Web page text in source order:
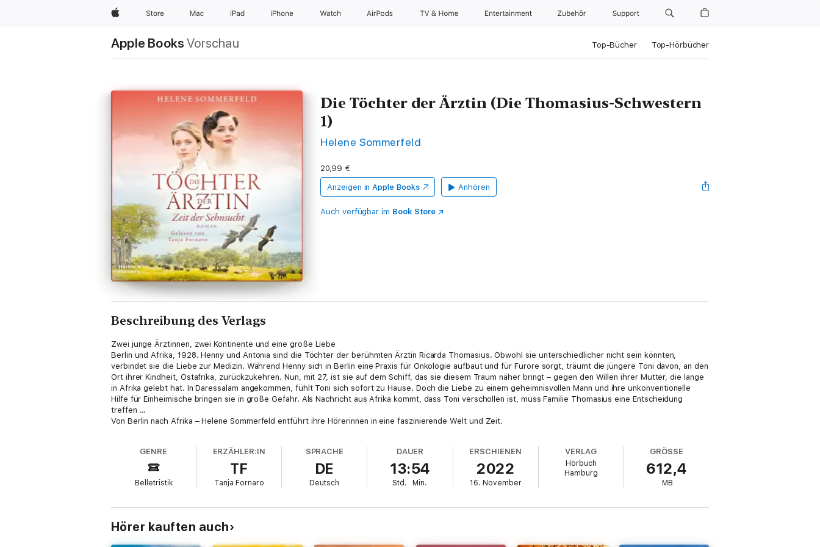
Apple Store Mac iPad iPhone Watch AirPods TV & Home Entertainment Zubehör Support
Apple Books Vorschau Top-Bücher Top-Hörbücher
Die Töchter der Ärztin (Die Thomasius-Schwestern
1)
Helene Sommerfeld
20,99 €
Anzeigen in Apple Books Anhören
Auch verfügbar im Book Store
Beschreibung des Verlags
Zwei junge Ärztinnen, zwei Kontinente und eine große Liebe
Berlin und Afrika, 1928. Henny und Antonia sind die Töchter der berühmten Ärztin Ricarda Thomasius. Obwohl sie unterschiedlicher nicht sein könnten,
verbindet sie die Liebe zur Medizin. Während Henny sich in Berlin eine Praxis für Onkologie aufbaut und für Furore sorgt, träumt die jüngere Toni davon, an den
Ort ihrer Kindheit, Ostafrika, zurückzukehren. Nun, mit 27, ist sie auf dem Schiff, das sie diesem Traum näher bringt – gegen den Willen ihrer Mutter, die lange
in Afrika gelebt hat. In Daressalam angekommen, fühlt Toni sich sofort zu Hause. Doch die Liebe zu einem geheimnisvollen Mann und ihre unkonventionelle
Hilfe für Einheimische bringen sie in große Gefahr. Als Nachricht aus Afrika kommt, dass Toni verschollen ist, muss Familie Thomasius eine Entscheidung
treffen …
Von Berlin nach Afrika – Helene Sommerfeld entführt ihre Hörerinnen in eine faszinierende Welt und Zeit.
GENRE
Belletristik
ERZÄHLER:IN
TF
Tanja Fornaro
SPRACHE
DE
Deutsch
DAUER
13:54
Std. Min.
ERSCHIENEN
2022
16. November
VERLAG
Hörbuch
Hamburg
GRÖSSE
612,4
MB
Hörer kauften auch